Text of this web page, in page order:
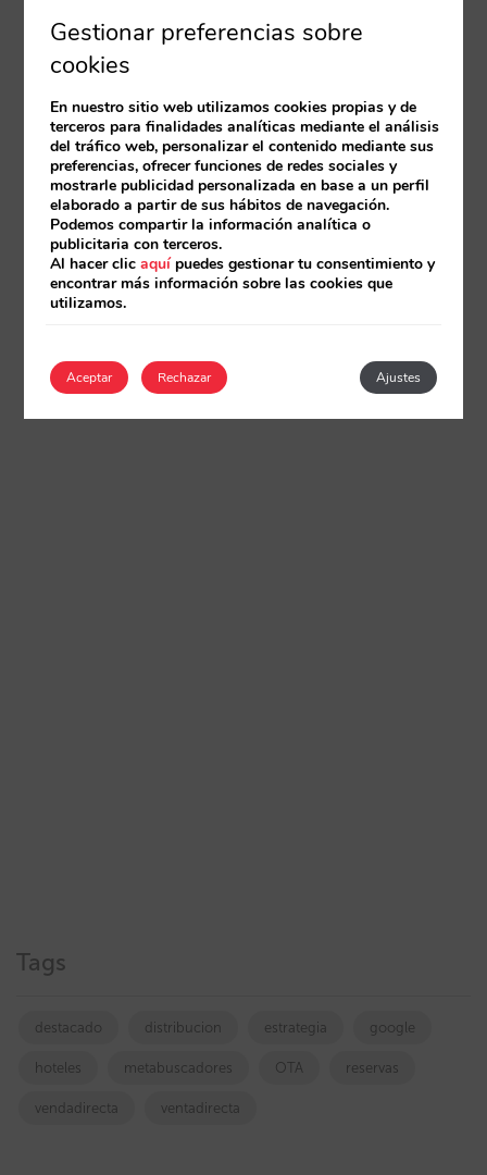
Tags
destacado distribucion estrategia google
hoteles metabuscadores OTA reservas
vendadirecta ventadirecta
Gestionar preferencias sobre
cookies
En nuestro sitio web utilizamos cookies propias y de
terceros para finalidades analíticas mediante el análisis
del tráfico web, personalizar el contenido mediante sus
preferencias, ofrecer funciones de redes sociales y
mostrarle publicidad personalizada en base a un perfil
elaborado a partir de sus hábitos de navegación.
Podemos compartir la información analítica o
publicitaria con terceros.
Al hacer clicaquípuedes gestionar tu consentimiento y
encontrar más información sobre las cookies que
utilizamos.
Aceptar Ajustes
Rechazar